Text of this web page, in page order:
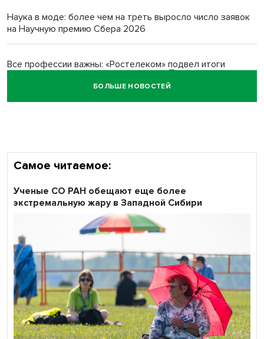
Обновлённое отделение ВТБ открылось в Искитиме
Наука в моде: более чем на треть выросло число заявок
на Научную премию Сбера 2026
Все профессии важны: «Ростелеком» подвел итоги
БОЛЬШЕ НОВОСТЕЙ
Самое читаемое:
Ученые СО РАН обещают еще более
экстремальную жару в Западной Сибири